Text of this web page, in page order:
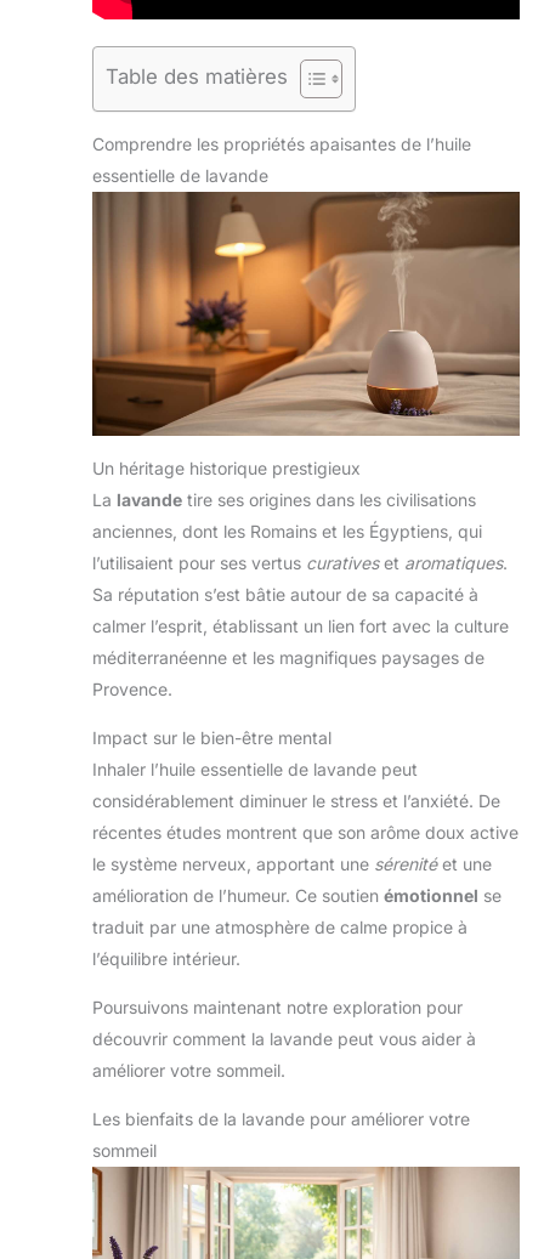
Table des matières
Comprendre les propriétés apaisantes de l’huile
essentielle de lavande
Un héritage historique prestigieux
La lavande tire ses origines dans les civilisations
anciennes, dont les Romains et les Égyptiens, qui
l’utilisaient pour ses vertus curativeset aromatiques.
Sa réputation s’est bâtie autour de sa capacité à
calmer l’esprit, établissant un lien fort avec la culture
méditerranéenne et les magnifiques paysages de
Provence.
Impact sur le bien-être mental
Inhaler l’huile essentielle de lavande peut
considérablement diminuer le stress et l’anxiété. De
récentes études montrent que son arôme doux active
le système nerveux, apportant une sérenitéet une
amélioration de l’humeur. Ce soutien émotionnel se
traduit par une atmosphère de calme propice à
l’équilibre intérieur.
Poursuivons maintenant notre exploration pour
découvrir comment la lavande peut vous aider à
améliorer votre sommeil.
Les bienfaits de la lavande pour améliorer votre
sommeil